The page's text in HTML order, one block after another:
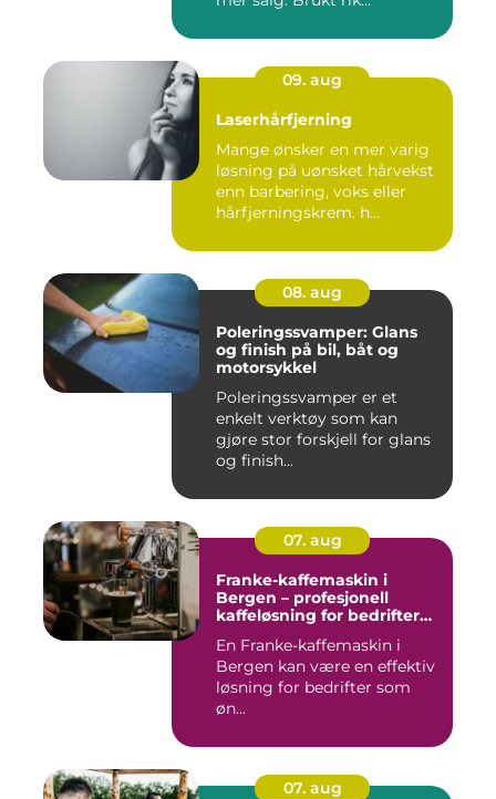
09. aug
Laserhårfjerning
Mange ønsker en mer varig
løsning på uønsket hårvekst
enn barbering, voks eller
hårfjerningskrem. h...
08. aug
Poleringssvamper: Glans
og finish på bil, båt og
motorsykkel
Poleringssvamper er et
enkelt verktøy som kan
gjøre stor forskjell for glans
og finish...
07. aug
Franke-kaffemaskin i
Bergen – profesjonell
kaffeløsning for bedrifter
En Franke-kaffemaskin i
Bergen kan være en effektiv
løsning for bedrifter som
øn...
07. aug